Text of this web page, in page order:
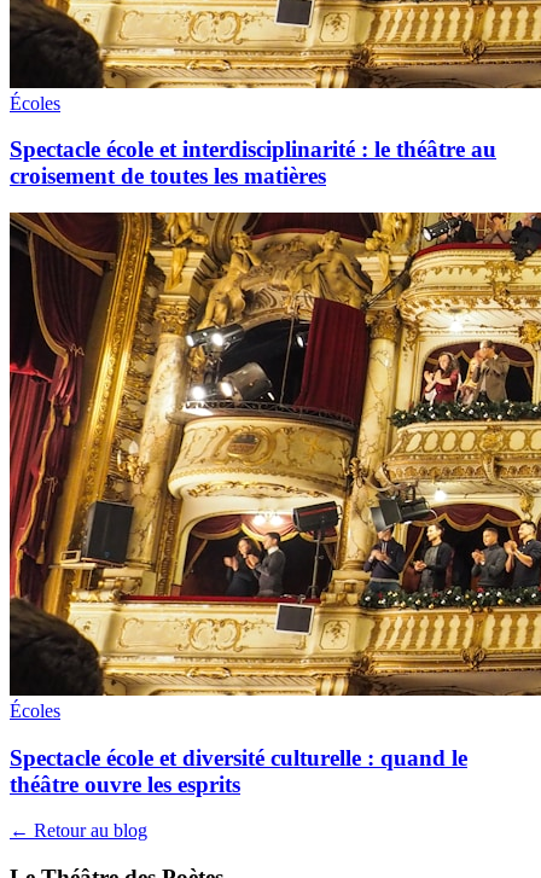
Écoles
Spectacle école et interdisciplinarité : le théâtre au
croisement de toutes les matières
Écoles
Spectacle école et diversité culturelle : quand le
théâtre ouvre les esprits
← Retour au blog